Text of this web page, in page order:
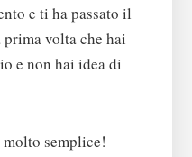
e ti ha passato il
volta che hai
e non hai idea di
semplice!